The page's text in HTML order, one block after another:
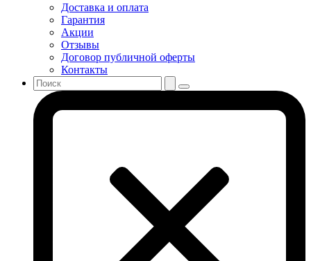
Доставка и оплата
Гарантия
Акции
Отзывы
Договор публичной оферты
Контакты